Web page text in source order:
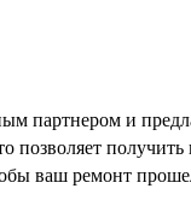
партнером и
позволяет
ваш ремонт